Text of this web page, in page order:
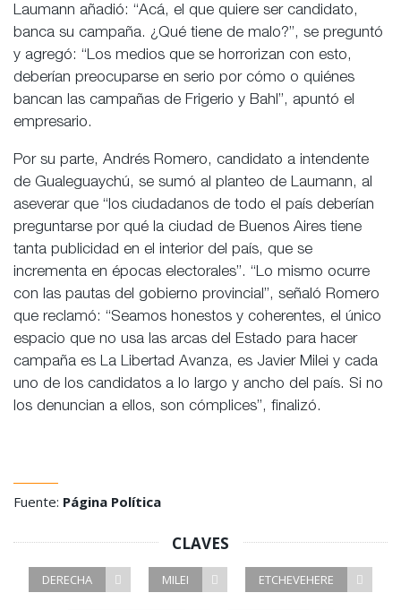
Laumann añadió: “Acá, el que quiere ser candidato,
banca su campaña. ¿Qué tiene de malo?”, se preguntó
y agregó: “Los medios que se horrorizan con esto,
deberían preocuparse en serio por cómo o quiénes
bancan las campañas de Frigerio y Bahl”, apuntó el
empresario.
Por su parte, Andrés Romero, candidato a intendente
de Gualeguaychú, se sumó al planteo de Laumann, al
aseverar que “los ciudadanos de todo el país deberían
preguntarse por qué la ciudad de Buenos Aires tiene
tanta publicidad en el interior del país, que se
incrementa en épocas electorales”. “Lo mismo ocurre
con las pautas del gobierno provincial”, señaló Romero
que reclamó: “Seamos honestos y coherentes, el único
espacio que no usa las arcas del Estado para hacer
campaña es La Libertad Avanza, es Javier Milei y cada
uno de los candidatos a lo largo y ancho del país. Si no
los denuncian a ellos, son cómplices”, finalizó.
Fuente: Página Política
CLAVES
DERECHA MILEI ETCHEVEHERE